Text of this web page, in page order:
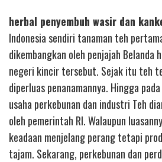
herbal penyembuh wasir dan
Indonesia sendiri tanaman teh
dikembangkan oleh penjajah Belanda
negeri kincir tersebut. Sejak itu teh
diperluas penanamannya. Hingga
usaha perkebunan dan industri Teh
oleh pemerintah RI. Walaupun
keadaan menjelang perang tetapi
tajam. Sekarang, perkebunan dan